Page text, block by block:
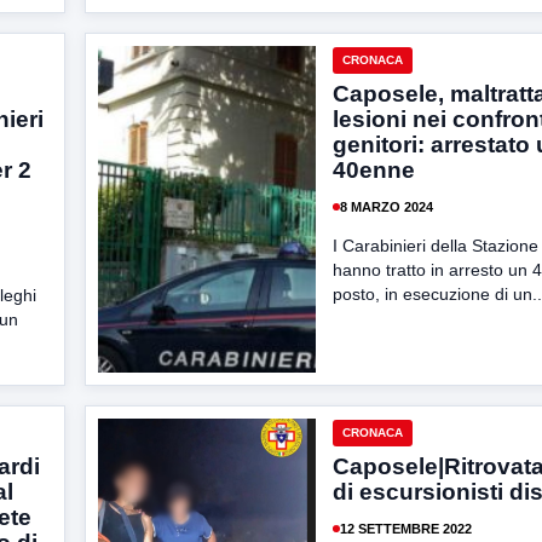
2
CRONACA
Caposele,
lesioni nei
genitori: arrestato
40enne
8 MARZO 2024
I Carabinieri della
hanno tratto in arresto un
posto, in esecuzione di
CRONACA
di escursionisti
12 SETTEMBRE 2022